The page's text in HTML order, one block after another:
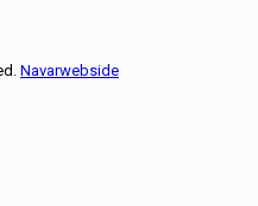
Navarwebside